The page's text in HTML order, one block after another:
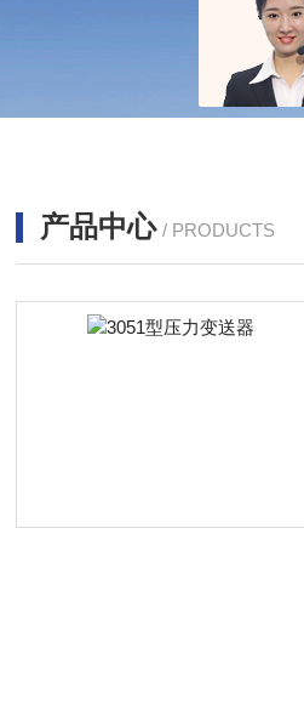
产品中心 / PRODUCTS